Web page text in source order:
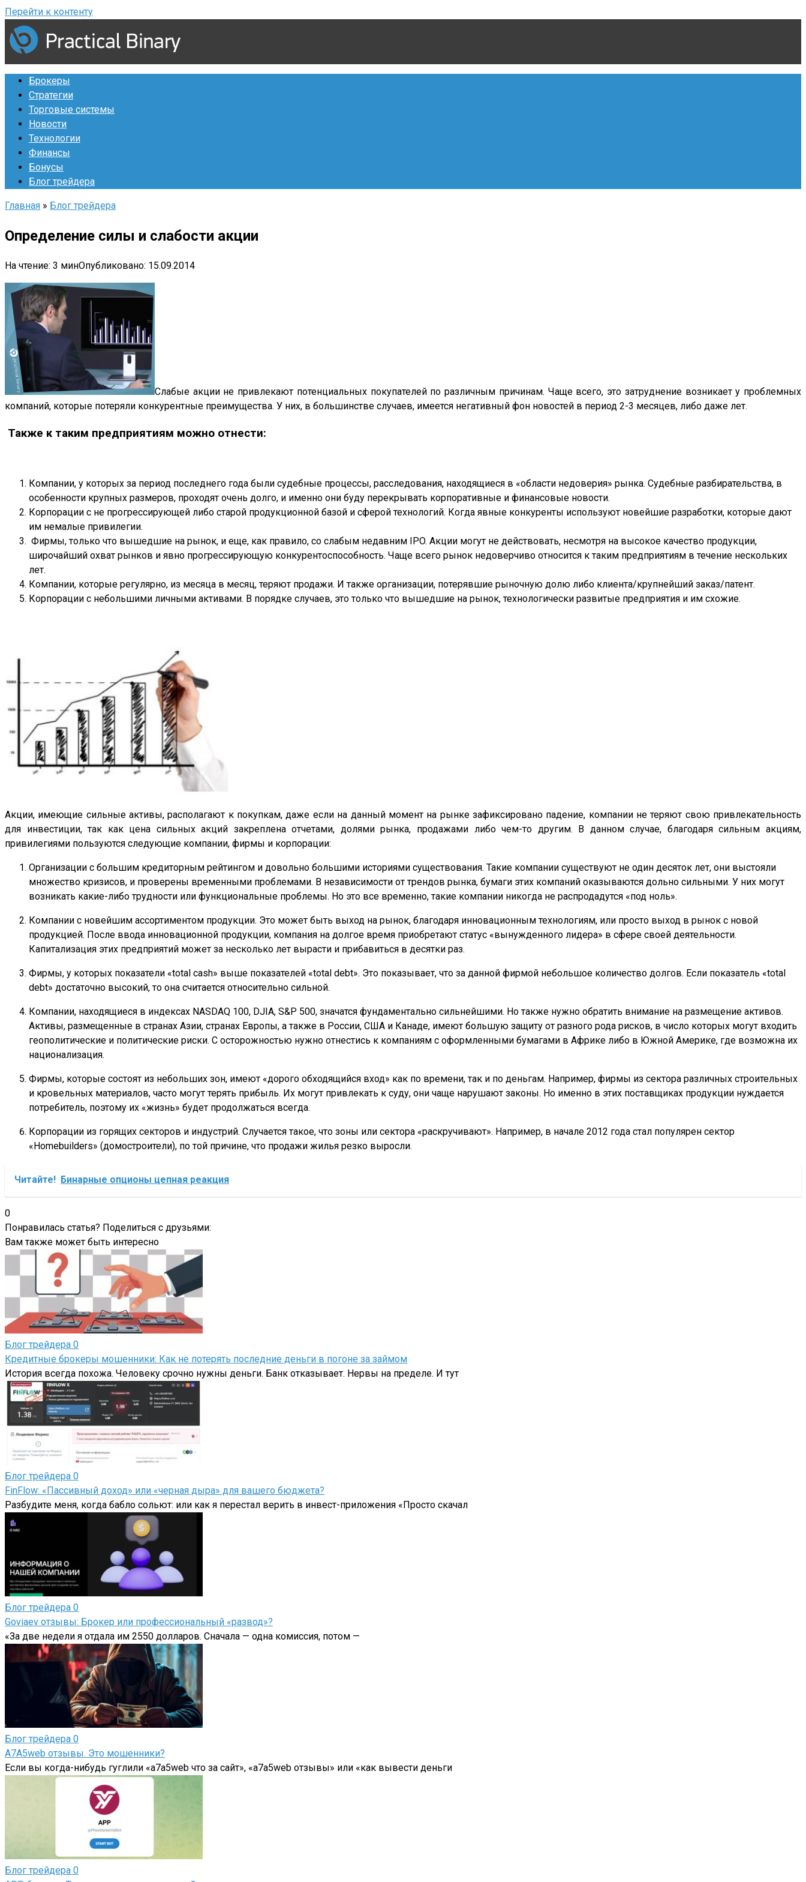
Перейти к контенту
Брокеры
Стратегии
Торговые системы
Новости
Технологии
Финансы
Бонусы
Блог трейдера
Главная » Блог трейдера
Определение силы и слабости акции
На чтение: 3 минОпубликовано: 15.09.2014
Слабые акции не привлекают потенциальных покупателей по различным причинам. Чаще всего, это затруднение возникает у проблемных
компаний, которые потеряли конкурентные преимущества. У них, в большинстве случаев, имеется негативный фон новостей в период 2-3 месяцев, либо даже лет.
Также к таким предприятиям можно отнести:
Компании, у которых за период последнего года были судебные процессы, расследования, находящиеся в «области недоверия» рынка. Судебные разбирательства, в
особенности крупных размеров, проходят очень долго, и именно они буду перекрывать корпоративные и финансовые новости.
Корпорации с не прогрессирующей либо старой продукционной базой и сферой технологий. Когда явные конкуренты используют новейшие разработки, которые дают
им немалые привилегии.
Фирмы, только что вышедшие на рынок, и еще, как правило, со слабым недавним IPO. Акции могут не действовать, несмотря на высокое качество продукции,
широчайший охват рынков и явно прогрессирующую конкурентоспособность. Чаще всего рынок недоверчиво относится к таким предприятиям в течение нескольких
лет.
Компании, которые регулярно, из месяца в месяц, теряют продажи. И также организации, потерявшие рыночную долю либо клиента/крупнейший заказ/патент.
Корпорации с небольшими личными активами. В порядке случаев, это только что вышедшие на рынок, технологически развитые предприятия и им схожие.
Акции, имеющие сильные активы, располагают к покупкам, даже если на данный момент на рынке зафиксировано падение, компании не теряют свою привлекательность
для инвестиции, так как цена сильных акций закреплена отчетами, долями рынка, продажами либо чем-то другим. В данном случае, благодаря сильным акциям,
привилегиями пользуются следующие компании, фирмы и корпорации:
Организации с большим кредиторным рейтингом и довольно большими историями существования. Такие компании существуют не один десяток лет, они выстояли
множество кризисов, и проверены временными проблемами. В независимости от трендов рынка, бумаги этих компаний оказываются дольно сильными. У них могут
возникать какие-либо трудности или функциональные проблемы. Но это все временно, такие компании никогда не распродадутся «под ноль».
Компании с новейшим ассортиментом продукции. Это может быть выход на рынок, благодаря инновационным технологиям, или просто выход в рынок с новой
продукцией. После ввода инновационной продукции, компания на долгое время приобретают статус «вынужденного лидера» в сфере своей деятельности.
Капитализация этих предприятий может за несколько лет вырасти и прибавиться в десятки раз.
Фирмы, у которых показатели «total cash» выше показателей «total debt». Это показывает, что за данной фирмой небольшое количество долгов. Если показатель «total
debt» достаточно высокий, то она считается относительно сильной.
Компании, находящиеся в индексах NASDAQ 100, DJIA, S&P 500, значатся фундаментально сильнейшими. Но также нужно обратить внимание на размещение активов.
Активы, размещенные в странах Азии, странах Европы, а также в России, США и Канаде, имеют большую защиту от разного рода рисков, в число которых могут входить
геополитические и политические риски. С осторожностью нужно отнестись к компаниям с оформленными бумагами в Африке либо в Южной Америке, где возможна их
национализация.
Фирмы, которые состоят из небольших зон, имеют «дорого обходящийся вход» как по времени, так и по деньгам. Например, фирмы из сектора различных строительных
и кровельных материалов, часто могут терять прибыль. Их могут привлекать к суду, они чаще нарушают законы. Но именно в этих поставщиках продукции нуждается
потребитель, поэтому их «жизнь» будет продолжаться всегда.
Корпорации из горящих секторов и индустрий. Случается такое, что зоны или сектора «раскручивают». Например, в начале 2012 года стал популярен сектор
«Homebuilders» (домостроители), по той причине, что продажи жилья резко выросли.
Читайте! Бинарные опционы цепная реакция
0
Понравилась статья? Поделиться с друзьями:
Вам также может быть интересно
Блог трейдера 0
Кредитные брокеры мошенники: Как не потерять последние деньги в погоне за займом
История всегда похожа. Человеку срочно нужны деньги. Банк отказывает. Нервы на пределе. И тут
Блог трейдера 0
FinFlow: «Пассивный доход» или «черная дыра» для вашего бюджета?
Разбудите меня, когда бабло сольют: или как я перестал верить в инвест-приложения «Просто скачал
Блог трейдера 0
Goviaev отзывы: Брокер или профессиональный «развод»?
«За две недели я отдала им 2550 долларов. Сначала — одна комиссия, потом —
Блог трейдера 0
A7A5web отзывы. Это мошенники?
Если вы когда-нибудь гуглили «a7a5web что за сайт», «a7a5web отзывы» или «как вывести деньги
Блог трейдера 0